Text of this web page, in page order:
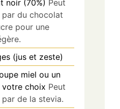
noir (70%) Peut
du chocolat
pour une
(jus et zeste)
miel ou un
choix Peut
de la stevia.